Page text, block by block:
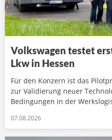
Volkswagen testet
Lkw in Hessen
Für den Konzern ist das
zur Validierung neuer
Bedingungen in der
07.08.2026